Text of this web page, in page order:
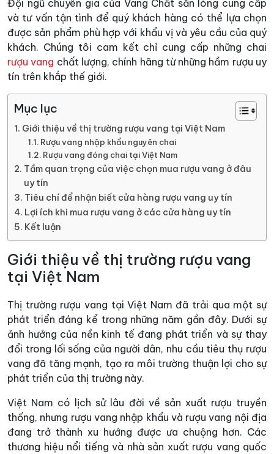
Đội ngũ chuyên gia của Vang Chất sẵn lòng cung cấp
và tư vấn tận tình để quý khách hàng có thể lựa chọn
được sản phẩm phù hợp với khẩu vị và yêu cầu của quý
khách. Chúng tôi cam kết chỉ cung cấp những chai
rượu vang chất lượng, chính hãng từ những hầm rượu uy
tín trên khắp thế giới.
Mục lục
Giới thiệu về thị trường rượu vang tại Việt Nam
Rượu vang nhập khẩu nguyên chai
Rượu vang đóng chai tại Việt Nam
Tầm quan trọng của việc chọn mua rượu vang ở đâu
uy tín
Tiêu chí để nhận biết cửa hàng rượu vang uy tín
Lợi ích khi mua rượu vang ở các cửa hàng uy tín
Kết luận
Giới thiệu về thị trường rượu vang
tại Việt Nam
Thị trường rượu vang tại Việt Nam đã trải qua một sự
phát triển đáng kể trong những năm gần đây. Dưới sự
ảnh hưởng của nền kinh tế đang phát triển và sự thay
đổi trong lối sống của người dân, nhu cầu tiêu thụ rượu
vang đã tăng mạnh, tạo ra môi trường thuận lợi cho sự
phát triển của thị trường này.
Việt Nam có lịch sử lâu đời về sản xuất rượu truyền
thống, nhưng rượu vang nhập khẩu và rượu vang nội địa
đang trở thành xu hướng được ưa chuộng hơn. Các
thương hiệu nổi tiếng và nhà sản xuất rượu vang quốc